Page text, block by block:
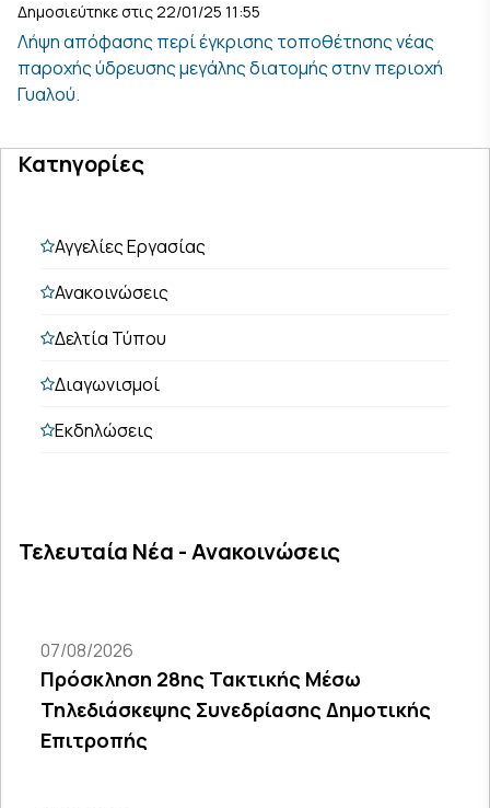
Δημοσιεύτηκε στις 22/01/25 11:55
Λήψη απόφασης περί έγκρισης τοποθέτησης νέας
παροχής ύδρευσης μεγάλης διατομής στην περιοχή
Γυαλού.
Κατηγορίες
Αγγελίες Εργασίας
Ανακοινώσεις
Δελτία Τύπου
Διαγωνισμοί
Εκδηλώσεις
Τελευταία Νέα - Ανακοινώσεις
07/08/2026
Πρόσκληση 28ης Τακτικής Μέσω
Τηλεδιάσκεψης Συνεδρίασης Δημοτικής
Επιτροπής